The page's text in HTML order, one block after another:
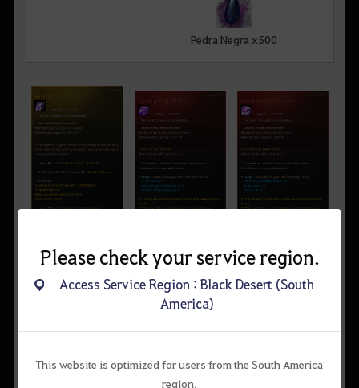
Please check your service region.
Access Service Region : Black Desert (South
America)
This website is optimized for users from the South America
region.
Pedra Negra x500
A Meada de Orh é uma pista enigmática deixada por Orh, que